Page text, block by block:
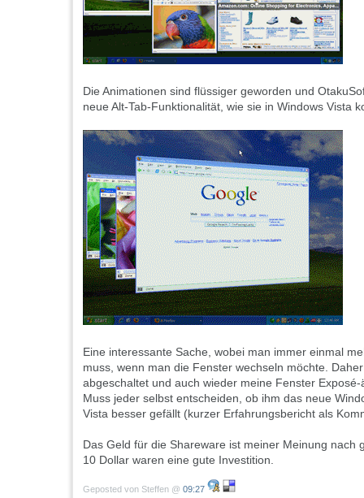
Die Animationen sind flüssiger geworden und
neue Alt-Tab-Funktionalität, wie sie in Windows Vista
Eine interessante Sache, wobei man immer einmal
muss, wenn man die Fenster wechseln möchte.
abgeschaltet und auch wieder meine Fenster
Muss jeder selbst entscheiden, ob ihm das neue
Vista besser gefällt (kurzer Erfahrungsbericht als
Das Geld für die Shareware ist meiner Meinung nach
10 Dollar waren eine gute Investition.
Geposted von Steffen @ 09:27